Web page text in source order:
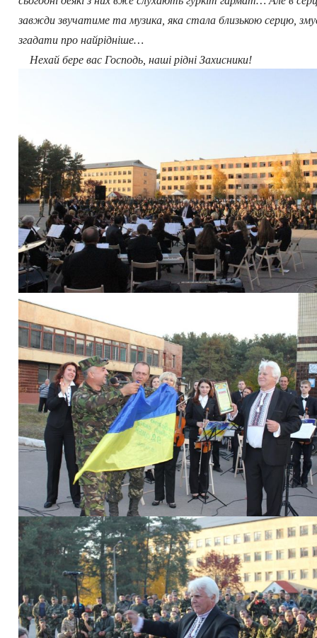
завжди звучатиме та музика, яка стала близькою серцю,
згадати про найрідніше…
Нехай бере вас Господь, наші рідні Захисники!